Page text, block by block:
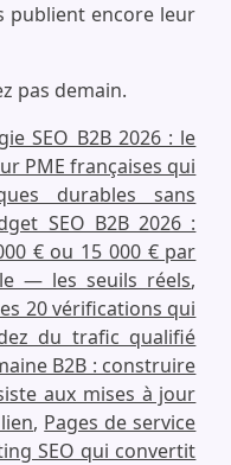
publient encore leur
pas demain.
SEO B2B 2026 : le
PME françaises qui
durables sans
SEO B2B 2026 :
€ ou 15 000 € par
— les seuils réels,
20 vérifications qui
du trafic qualifié
B2B : construire
aux mises à jour
, Pages de service
SEO qui convertit